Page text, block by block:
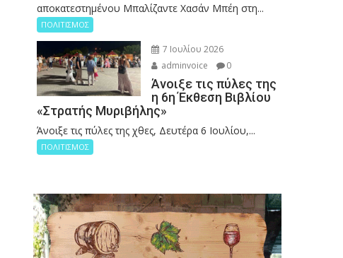
αποκατεστημένου Μπαλίζαντε Χασάν Μπέη στη...
ΠΟΛΙΤΙΣΜΟΣ
7 Ιουλίου 2026
adminvoice
0
Άνοιξε τις πύλες της
η 6η Έκθεση Βιβλίου
«Στρατής Μυριβήλης»
Άνοιξε τις πύλες της χθες, Δευτέρα 6 Ιουλίου,...
ΠΟΛΙΤΙΣΜΟΣ